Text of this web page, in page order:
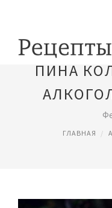
ПИНА
ГЛАВНАЯ